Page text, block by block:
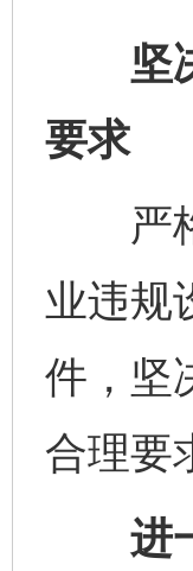
坚决
要求
严格
业违规
件，坚
合理要
进一